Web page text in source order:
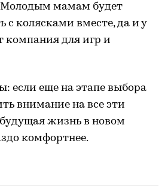
Молодым мамам будет
с колясками вместе, да и у
компания для игр и
если еще на этапе выбора
внимание на все эти
жизнь в новом
комфортнее.